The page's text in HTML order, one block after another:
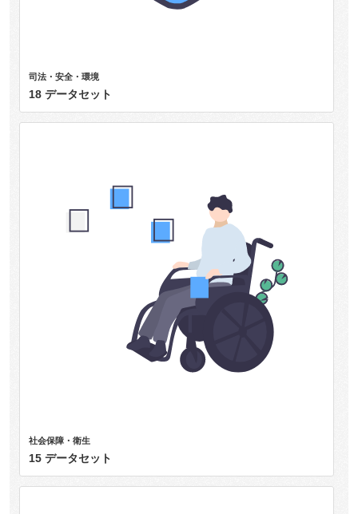
司法・安全・環境
18 データセット
社会保障・衛生
15 データセット